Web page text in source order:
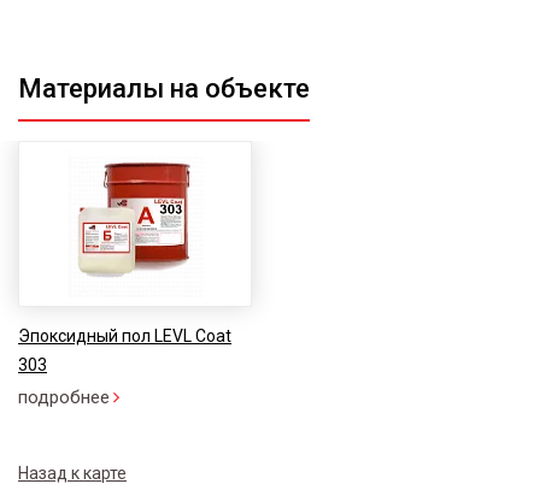
Материалы на объекте
Эпоксидный пол LEVL Coat
303
подробнее
Назад к карте